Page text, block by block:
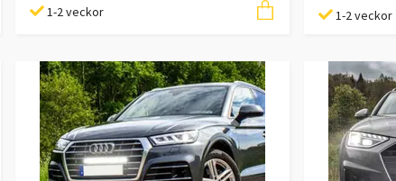
1-2 veckor 1-2 veckor